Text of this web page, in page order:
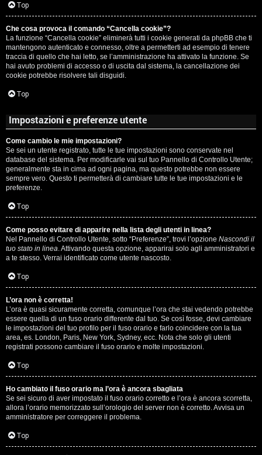
i
v
i
e
r
c
a
F
A
Q
Top
Che cosa provoca il comando “Cancella cookie”?
La funzione “Cancella cookie” eliminerà tutti i cookie generati da phpBB che ti
mantengono autenticato e connesso, oltre a permetterti ad esempio di tenere
traccia di quello che hai letto, se l’amministrazione ha attivato la funzione. Se
hai avuto problemi di accesso o di uscita dal sistema, la cancellazione dei
cookie potrebbe risolvere tali disguidi.
Top
Impostazioni e preferenze utente
Come cambio le mie impostazioni?
Se sei un utente registrato, tutte le tue impostazioni sono conservate nel
database del sistema. Per modificarle vai sul tuo Pannello di Controllo Utente;
generalmente sta in cima ad ogni pagina, ma questo potrebbe non essere
sempre vero. Questo ti permetterà di cambiare tutte le tue impostazioni e le
preferenze.
Top
Come posso evitare di apparire nella lista degli utenti in linea?
Nel Pannello di Controllo Utente, sotto “Preferenze”, trovi l’opzione Nascondi il
tuo stato in linea. Attivando questa opzione, apparirai solo agli amministratori e
a te stesso. Verrai identificato come utente nascosto.
Top
L’ora non è corretta!
L’ora è quasi sicuramente corretta, comunque l’ora che stai vedendo potrebbe
essere quella di un fuso orario differente dal tuo. Se così fosse, devi cambiare
le impostazioni del tuo profilo per il fuso orario e farlo coincidere con la tua
area, es. London, Paris, New York, Sydney, ecc. Nota che solo gli utenti
registrati possono cambiare il fuso orario e molte impostazioni.
Top
Ho cambiato il fuso orario ma l’ora è ancora sbagliata
Se sei sicuro di aver impostato il fuso orario corretto e l’ora è ancora scorretta,
allora l’orario memorizzato sull’orologio del server non è corretto. Avvisa un
amministratore per correggere il problema.
Top
c
a
:
C
D
V
i
n
i
l
i
/
D
i
g
i
t
a
l
S
t
o